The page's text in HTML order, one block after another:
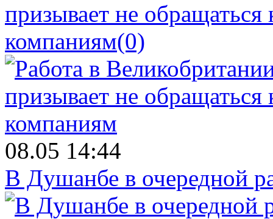
призывает не
компаниям(0)
08.05 14:44
В Душанбе в очередной